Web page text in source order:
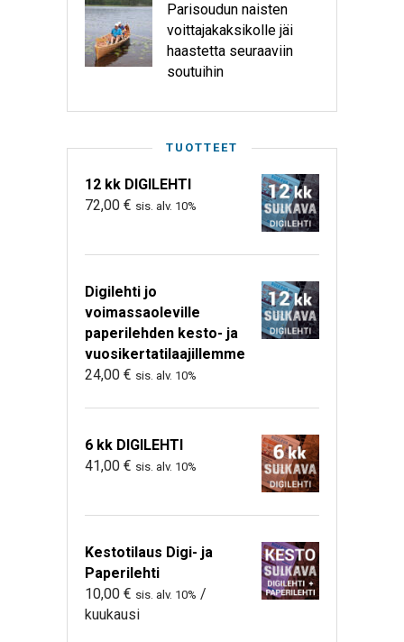
Parisoudun naisten
voittajakaksikolle jäi
haastetta seuraaviin
soutuihin
TUOTTEET
12 kk DIGILEHTI
72,00 € sis. alv. 10%
Digilehti jo
voimassaoleville
paperilehden kesto- ja
vuosikertatilaajillemme
24,00 € sis. alv. 10%
6 kk DIGILEHTI
41,00 € sis. alv. 10%
Kestotilaus Digi- ja
Paperilehti
10,00 € sis. alv. 10% /
kuukausi